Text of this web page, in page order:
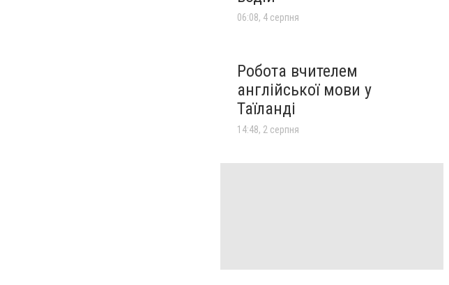
06:08, 4 серпня
Робота вчителем
англійської мови у
Таїланді
14:48, 2 серпня